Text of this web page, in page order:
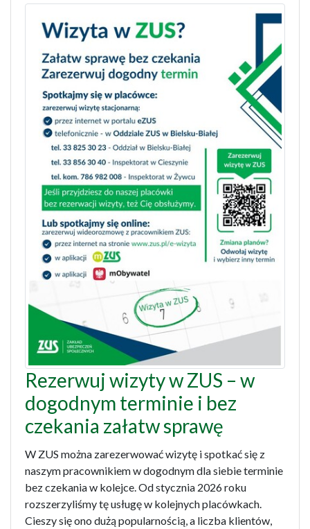
Rezerwuj wizyty w ZUS – w
dogodnym terminie i bez
czekania załatw sprawę
W ZUS można zarezerwować wizytę i spotkać się z
naszym pracownikiem w dogodnym dla siebie terminie
bez czekania w kolejce. Od stycznia 2026 roku
rozszerzyliśmy tę usługę w kolejnych placówkach.
Cieszy się ono dużą popularnością, a liczba klientów,